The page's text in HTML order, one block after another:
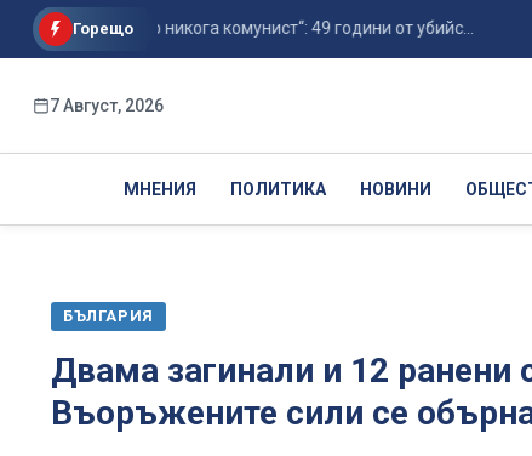
Горещо
бъда, но никога комунист“: 49 години от убийс...
7 Август, 2026
МНЕНИЯ ПОЛИТИКА НОВИНИ
БЪЛГАРИЯ
Двама загинали и 12 ранени
Въоръжените сили се